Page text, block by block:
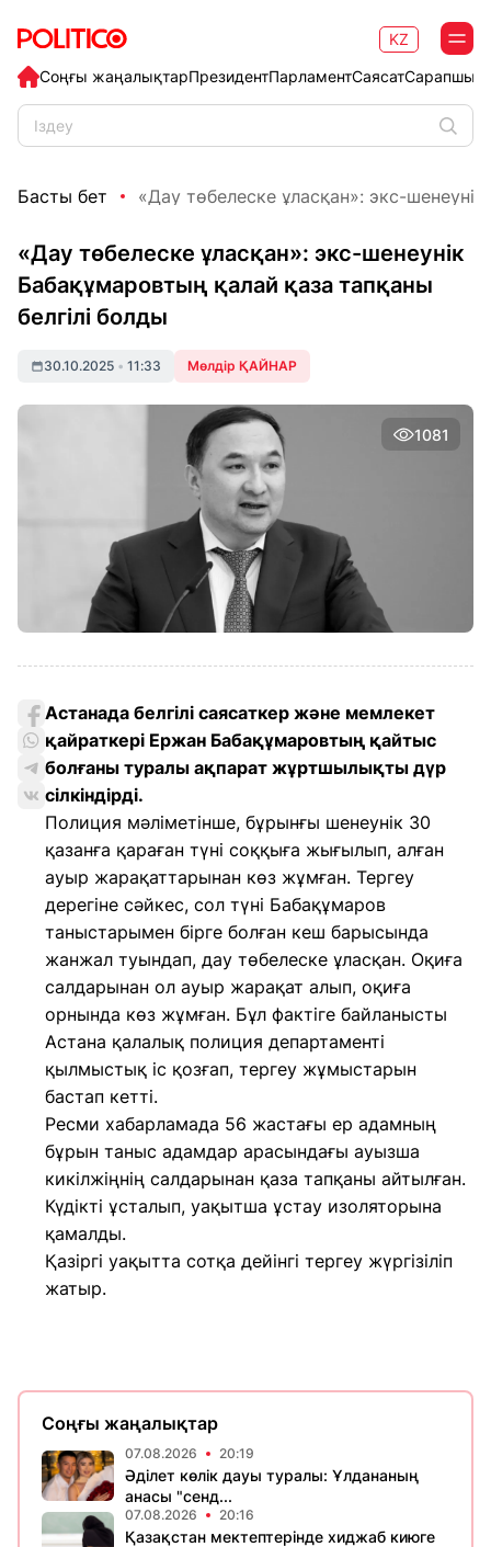
Соңғы жаңалықтарПрезидентПарламентСаясат
KZ
Басты бет «Дау төбелеске ұласқан»: экс-
«Дау төбелеске ұласқан»: экс-шенеунік
Бабақұмаровтың қалай қаза тапқаны
белгілі болды
30.10.2025 • 11:33 Мөлдір ҚАЙНАР
1081
Астанада белгілі саясаткер және мемлекет
қайраткері Ержан Бабақұмаровтың қайтыс
болғаны туралы ақпарат жұртшылықты дүр
сілкіндірді.
Полиция мәліметінше, бұрынғы шенеунік 30
қазанға қараған түні соққыға жығылып, алған
ауыр жарақаттарынан көз жұмған. Тергеу
дерегіне сәйкес, сол түні Бабақұмаров
таныстарымен бірге болған кеш барысында
жанжал туындап, дау төбелеске ұласқан. Оқиға
салдарынан ол ауыр жарақат алып, оқиға
орнында көз жұмған. Бұл фактіге байланысты
Астана қалалық полиция департаменті
қылмыстық іс қозғап, тергеу жұмыстарын
бастап кетті.
Ресми хабарламада 56 жастағы ер адамның
бұрын таныс адамдар арасындағы ауызша
кикілжіңнің салдарынан қаза тапқаны айтылған.
Күдікті ұсталып, уақытша ұстау изоляторына
қамалды.
Қазіргі уақытта сотқа дейінгі тергеу жүргізіліп
жатыр.
Соңғы жаңалықтар
07.08.2026 20:19
Әділет көлік дауы туралы: Ұлдананың
анасы "сенд...
07.08.2026 20:16
Қазақстан мектептерінде хиджаб киюге